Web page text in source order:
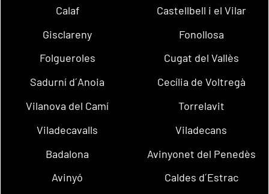
Calaf
Castellbell i el Vilar
Gisclareny
Fonollosa
Folgueroles
Cugat del Vallès
Sadurní d´Anoia
Cecília de Voltregà
Vilanova del Camí
Torrelavit
Viladecavalls
Viladecans
Badalona
Avinyonet del Penedès
Avinyó
Caldes d´Estrac